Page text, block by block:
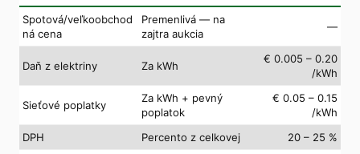
Spotová/veľkoobchod
ná cena
Premenlivá — na
zajtra aukcia
—
Daň z elektriny Za kWh
€ 0.005 – 0.20
/kWh
Sieťové poplatky
Za kWh + pevný
poplatok
€ 0.05 – 0.15
/kWh
DPH
Percento z celkovej 20 – 25 %